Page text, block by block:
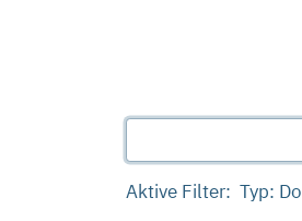
Aktive Filter: Typ: